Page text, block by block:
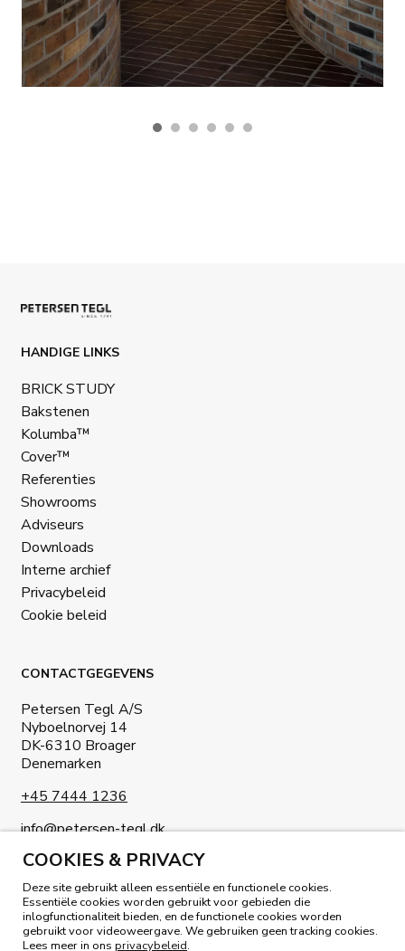
COOKIES & PRIVACY
Deze site gebruikt alleen essentiële en functionele cookies.
Essentiële cookies worden gebruikt voor gebieden die
inlogfunctionaliteit bieden, en de functionele cookies worden
gebruikt voor videoweergave. We gebruiken geen tracking cookies.
Lees meer in ons privacybeleid.
HANDIGE LINKS
BRICK STUDY
Bakstenen
Kolumba™
Cover™
Referenties
Showrooms
Adviseurs
Downloads
Interne archief
Privacybeleid
Cookie beleid
CONTACTGEGEVENS
Petersen Tegl A/S
Nyboelnorvej 14
DK-6310 Broager
Denemarken
+45 7444 1236
info@petersen-tegl.dk
LEES ONS MAGAZINE